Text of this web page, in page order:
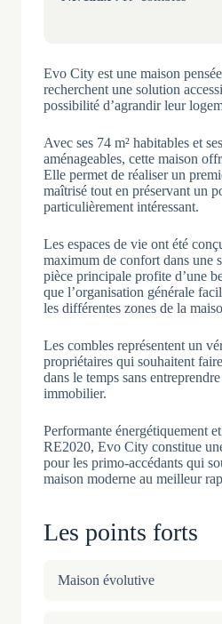
Evo City est une maison
recherchent une solution
possibilité d’agrandir leur
Avec ses 74 m² habitables et
aménageables, cette maison
Elle permet de réaliser un
maîtrisé tout en préservant un
particulièrement intéressant.
Les espaces de vie ont été
maximum de confort dans une
pièce principale profite d’une
que l’organisation générale
les différentes zones de la
Les combles représentent un
propriétaires qui souhaitent
dans le temps sans
immobilier.
Performante énergétiquement
RE2020, Evo City constitue
pour les primo-accédants qui
maison moderne au meilleur
Les points forts
Maison évolutive